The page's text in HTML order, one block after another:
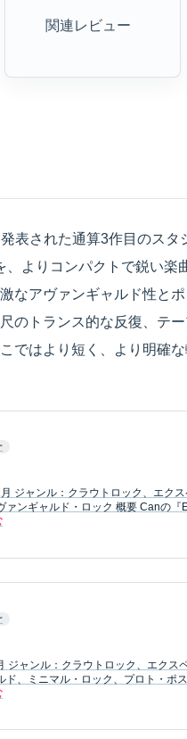
関連レビュー
表された通算3作目のスタ
よりコンパクトで鋭い
なアヴァンギャルド性と
のトランス的な反復、テ
ではより短く、より明確
ジャンル：クラウトロック、エク
ァンギャルド・ロック 概要 Canの『
ジャンル：クラウトロック、エクス
ド、ミニマル・ロック、プロト・ポ